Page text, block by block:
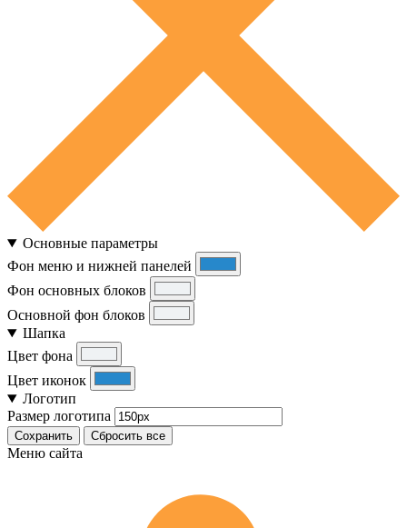
Основные параметры
Фон меню и нижней панелей
Фон основных блоков
Основной фон блоков
Шапка
Цвет фона
Цвет иконок
Логотип
Размер логотипа
Сохранить Сбросить все
Меню сайта